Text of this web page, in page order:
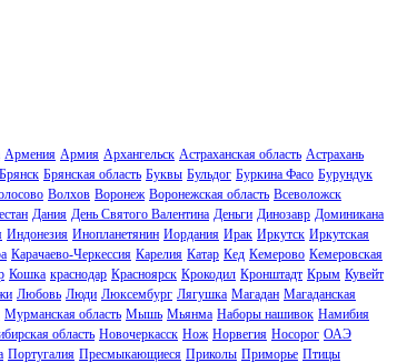
Армения Армия Архангельск Астраханская область Астрахань
Брянск Брянская область Буквы Бульдог Буркина Фасо Бурундук
Волхов Воронеж Воронежская область Всеволожск
Дания День Святого Валентина Деньги Динозавр Доминикана
Индонезия Инопланетянин Иордания Ирак Иркутск Иркутская
Карачаево-Черкессия Карелия Катар Кед Кемерово Кемеровская
Кошка краснодар Красноярск Крокодил Кронштадт Крым Кувейт
Любовь Люди Люксембург Лягушка Магадан Магаданская
Мурманская область Мышь Мьянма Наборы нашивок Намибия
область Новочеркасск Нож Норвегия Носорог ОАЭ
Португалия Пресмыкающиеся Приколы Приморье Птицы